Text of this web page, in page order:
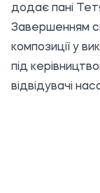
додає пані
Завершенням
композиції у
під
відвідувачі